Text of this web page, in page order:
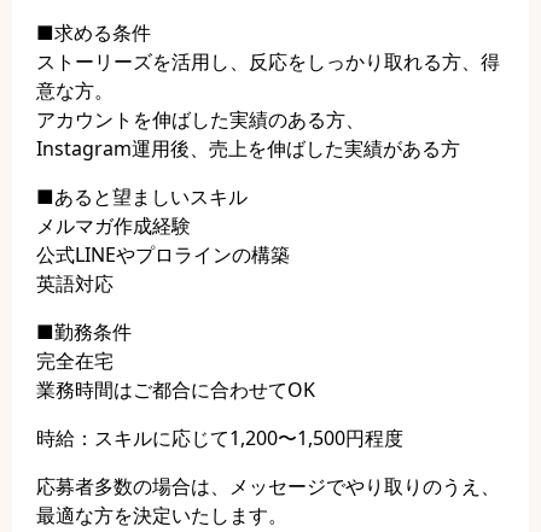
■求める条件
ストーリーズを活用し、反応をしっかり取れる方、得
意な方。
アカウントを伸ばした実績のある方、
Instagram運用後、売上を伸ばした実績がある方
■あると望ましいスキル
メルマガ作成経験
公式LINEやプロラインの構築
英語対応
■勤務条件
完全在宅
業務時間はご都合に合わせてOK
時給：スキルに応じて1,200〜1,500円程度
応募者多数の場合は、メッセージでやり取りのうえ、
最適な方を決定いたします。